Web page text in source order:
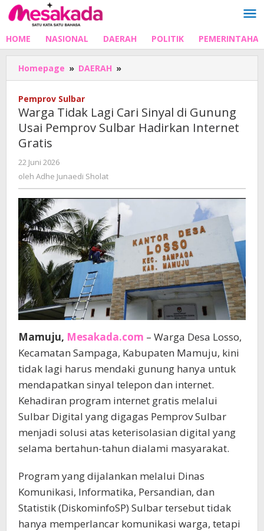
Lewati
ke
HOME NASIONAL DAERAH POLITIK
Homepage » DAERAH »
Tidak
Sinyal
di
Hadirkan
Internet
Gratis
Pemprov Sulbar
Warga Tidak Lagi Cari Sinyal di Gunung
Usai Pemprov Sulbar Hadirkan Internet
Gratis
22 Juni 2026
Adhe
oleh Adhe Junaedi Sholat
Mamuju, Mesakada.com – Warga Desa Losso,
Kecamatan Sampaga, Kabupaten Mamuju, kini
tidak lagi harus mendaki gunung hanya untuk
mendapatkan sinyal telepon dan internet.
Kehadiran program internet gratis melalui
Sulbar Digital yang digagas Pemprov Sulbar
menjadi solusi atas keterisolasian digital yang
selama bertahun-tahun dialami masyarakat.
Program yang dijalankan melalui Dinas
Komunikasi, Informatika, Persandian, dan
Statistik (DiskominfoSP) Sulbar tersebut tidak
hanya memperlancar komunikasi warga, tetapi